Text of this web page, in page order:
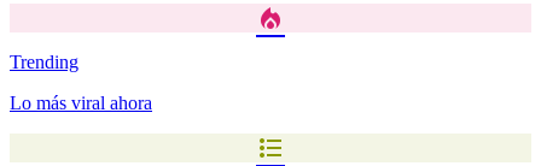
local_fire_department
Trending
Lo más viral ahora
format_list_bulleted